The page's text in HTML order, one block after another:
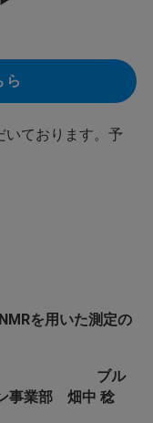
ら
いております。予
を用いた測定の
ブル
事業部 畑中 稔